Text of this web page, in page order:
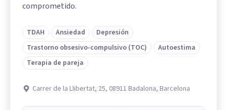
comprometido.
TDAH Ansiedad
Depresión
Trastorno obsesivo-compulsivo (TOC)
Autoestima
Terapia de pareja
Carrer de la Llibertat, 25, 08911 Badalona, Barcelona